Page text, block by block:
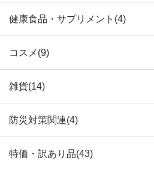
健康食品・サプリメント(4)
コスメ(9)
雑貨(14)
防災対策関連(4)
特価・訳あり品(43)